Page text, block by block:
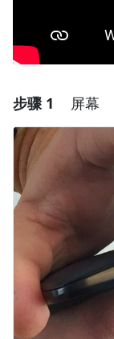
步骤 1 屏幕